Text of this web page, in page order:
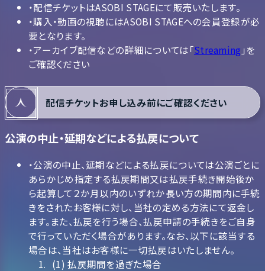
・配信チケットはASOBI STAGEにて販売いたします。
・購入・動画の視聴にはASOBI STAGEへの会員登録が必
要となります。
・アーカイブ配信などの詳細については「Streaming 」を
ご確認ください
配信チケットお申し込み前にご確認ください
公演の中止・延期などによる払戻について
・公演の中止、延期などによる払戻については公演ごとに
あらかじめ指定する払戻期間又は払戻手続き開始後か
ら起算して２か月以内のいずれか長い方の期間内に手続
きをされたお客様に対し、当社の定める方法にて返金し
ます。また、払戻を行う場合、払戻申請の手続きをご自身
で行っていただく場合があります。なお、以下に該当する
場合は、当社はお客様に一切払戻はいたしません。
(1) 払戻期間を過ぎた場合